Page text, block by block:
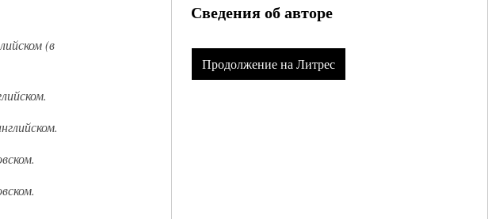
Сведения об авторе
Продолжение на Литрес
(в